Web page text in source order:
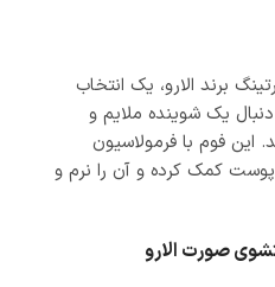
برند الارو، یک انتخاب
یک شوینده ملایم و
فوم با فرمولاسیون
کمک کرده و آن را نرم و
صورت الارو